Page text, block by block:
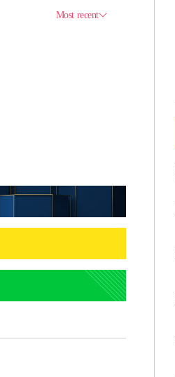
인 첫째 딸, 연기자 지
배우 꿈꾸는 스타 2세
대 보급 추진
주연' 정준원 "심판대 올라…많이 걱정